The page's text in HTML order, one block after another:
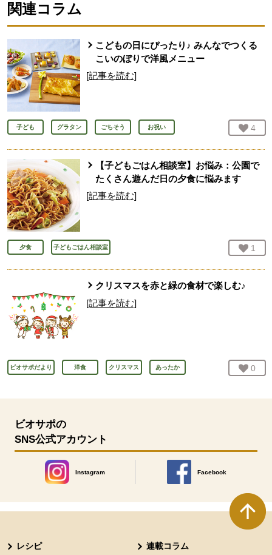
関連コラム
こどもの日にぴったり♪ みんなでつくる
こいのぼりで洋風メニュー
[記事を読む]
子ども グラタン ごちそう お祝い お気
4
【子どもごはん相談室】お悩み：公園で
たくさん遊んだ日の夕食に悩みます
[記事を読む]
夕食 子どもごはん相談室 お気
1
クリスマスを赤と緑の食材で楽しむ♪
[記事を読む]
ビオサポだより 洋食 クリスマス あったか お気
0
ビオサポの
SNS公式アカウント
Instagram
別のウィンドウで開きます。
Facebook
別のウィンドウで開きます
レシピ 連載コラム